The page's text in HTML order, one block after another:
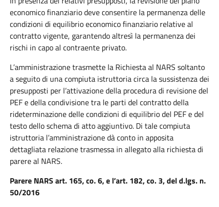
economico finanziario deve consentire la permanenza delle
condizioni di equilibrio economico finanziario relative al
contratto vigente, garantendo altresì la permanenza dei
rischi in capo al contraente privato.
L’amministrazione trasmette la Richiesta al NARS soltanto
a seguito di una compiuta istruttoria circa la sussistenza dei
presupposti per l’attivazione della procedura di revisione del
PEF e della condivisione tra le parti del contratto della
rideterminazione delle condizioni di equilibrio del PEF e del
testo dello schema di atto aggiuntivo. Di tale compiuta
istruttoria l’amministrazione dà conto in apposita
dettagliata relazione trasmessa in allegato alla richiesta di
parere al NARS.
Parere NARS art. 165, co. 6, e l’art. 182, co. 3, del d.lgs. n.
50/2016